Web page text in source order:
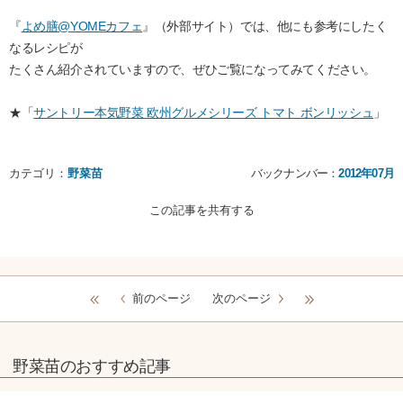
『よめ膳@YOMEカフェ 』（外部サイト）では、他にも参考にしたく
なるレシピが
たくさん紹介されていますので、ぜひご覧になってみてください。
★「サントリー本気野菜 欧州グルメシリーズ トマト ボンリッシュ 」
カテゴリ： 野菜苗 バックナンバー：2012年07月
この記事を共有する
前のページ 次のページ
野菜苗のおすすめ記事